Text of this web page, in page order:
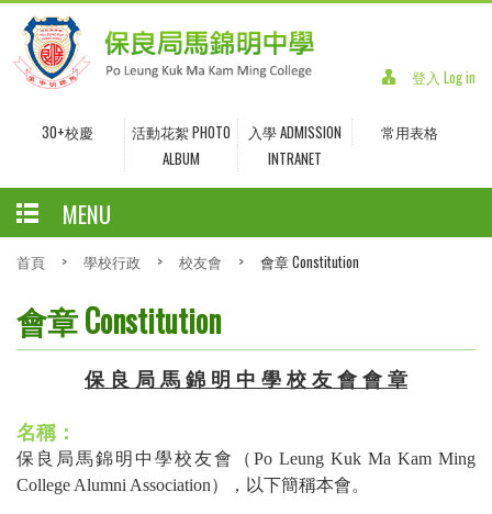
登入 Log in
30+校慶
活動花絮 PHOTO
ALBUM
入學 ADMISSION
常用表格
INTRANET
MENU
首頁 > 學校行政 > 校友會 > 會章 Constitution
會章 Constitution
保 良 局 馬 錦 明 中 學 校 友 會 會 章
名稱：
保良局馬錦明中學校友會（ Po Leung Kuk Ma Kam Ming
College Alumni Association），以下簡稱本會。